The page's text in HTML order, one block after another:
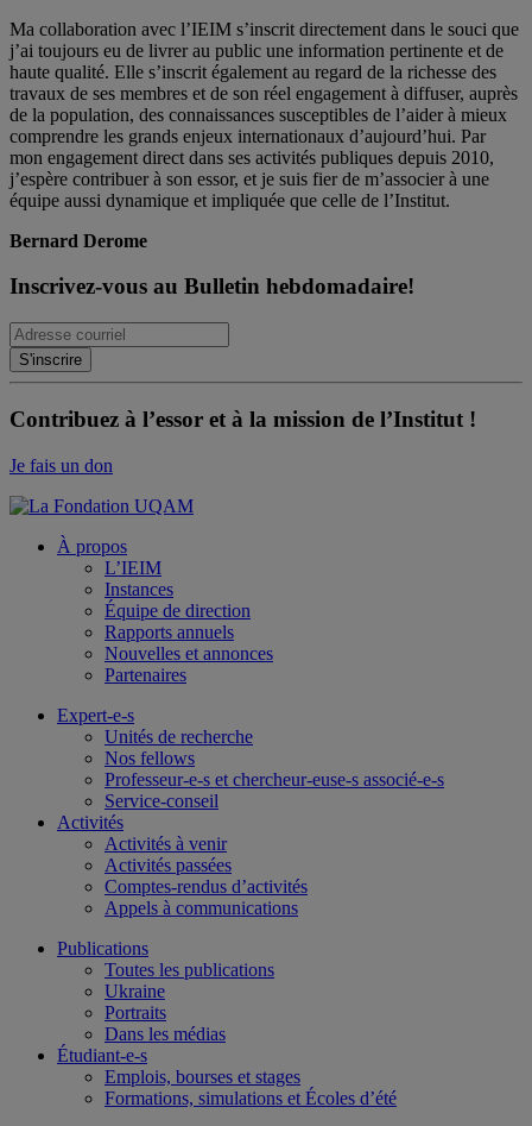
Ma collaboration avec l’IEIM s’inscrit directement dans le souci que
j’ai toujours eu de livrer au public une information pertinente et de
haute qualité. Elle s’inscrit également au regard de la richesse des
travaux de ses membres et de son réel engagement à diffuser, auprès
de la population, des connaissances susceptibles de l’aider à mieux
comprendre les grands enjeux internationaux d’aujourd’hui. Par
mon engagement direct dans ses activités publiques depuis 2010,
j’espère contribuer à son essor, et je suis fier de m’associer à une
équipe aussi dynamique et impliquée que celle de l’Institut.
Bernard Derome
Inscrivez-vous au Bulletin hebdomadaire!
Contribuez à l’essor et à la mission de l’Institut !
Je fais un don
À propos
L’IEIM
Instances
Équipe de direction
Rapports annuels
Nouvelles et annonces
Partenaires
Expert-e-s
Unités de recherche
Nos fellows
Professeur-e-s et chercheur-euse-s associé-e-s
Service-conseil
Activités
Activités à venir
Activités passées
Comptes-rendus d’activités
Appels à communications
Publications
Toutes les publications
Ukraine
Portraits
Dans les médias
Étudiant-e-s
Emplois, bourses et stages
Formations, simulations et Écoles d’été